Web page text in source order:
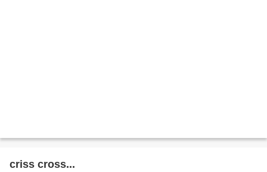
criss cross...